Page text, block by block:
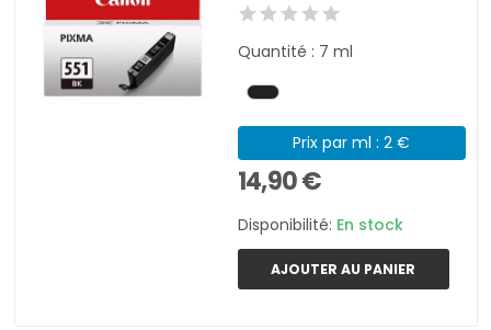
Quantité : 7 ml
Prix par ml : 2 €
14,90 €
Disponibilité: En stock
AJOUTER AU PANIER